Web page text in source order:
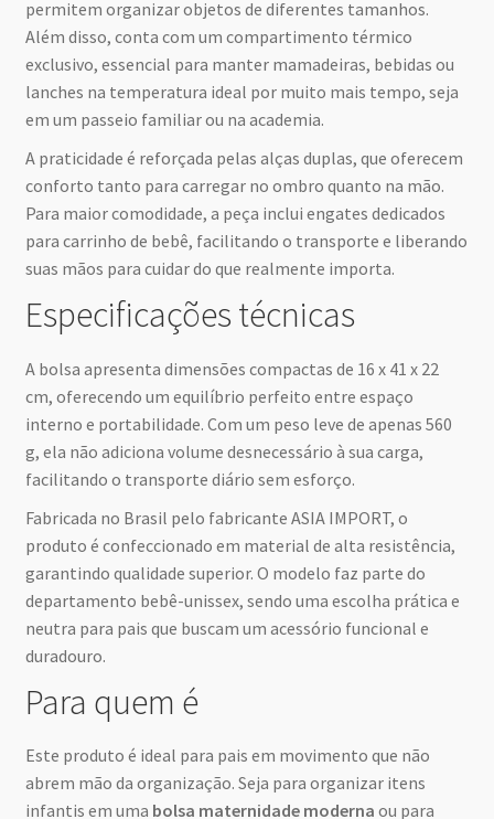
permitem organizar objetos de diferentes tamanhos.
Além disso, conta com um compartimento térmico
exclusivo, essencial para manter mamadeiras, bebidas ou
lanches na temperatura ideal por muito mais tempo, seja
em um passeio familiar ou na academia.
A praticidade é reforçada pelas alças duplas, que oferecem
conforto tanto para carregar no ombro quanto na mão.
Para maior comodidade, a peça inclui engates dedicados
para carrinho de bebê, facilitando o transporte e liberando
suas mãos para cuidar do que realmente importa.
Especificações técnicas
A bolsa apresenta dimensões compactas de 16 x 41 x 22
cm, oferecendo um equilíbrio perfeito entre espaço
interno e portabilidade. Com um peso leve de apenas 560
g, ela não adiciona volume desnecessário à sua carga,
facilitando o transporte diário sem esforço.
Fabricada no Brasil pelo fabricante ASIA IMPORT, o
produto é confeccionado em material de alta resistência,
garantindo qualidade superior. O modelo faz parte do
departamento bebê-unissex, sendo uma escolha prática e
neutra para pais que buscam um acessório funcional e
duradouro.
Para quem é
Este produto é ideal para pais em movimento que não
abrem mão da organização. Seja para organizar itens
infantis em uma bolsa maternidade moderna ou para